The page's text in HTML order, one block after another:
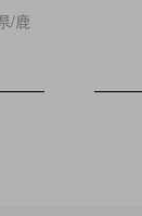
/鹿